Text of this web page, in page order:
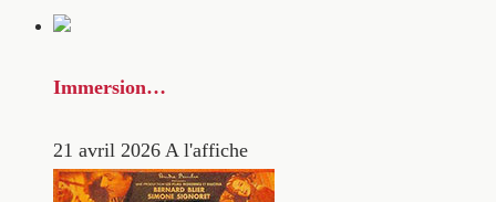
Immersion…
21 avril 2026 A l'affiche